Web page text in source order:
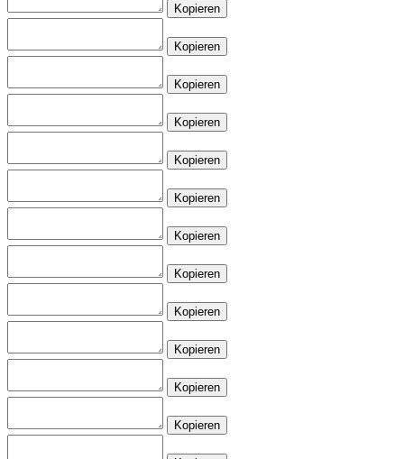
Kopieren
Kopieren
Kopieren
Kopieren
Kopieren
Kopieren
Kopieren
Kopieren
Kopieren
Kopieren
Kopieren
Kopieren